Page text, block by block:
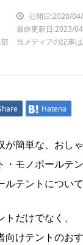
公開日:2020/
最終更新日:2023/
当メディアの記事
Hatena
が簡単な、おし
・モノポールテ
ルテントについ
だけでなく、
向けテントのお